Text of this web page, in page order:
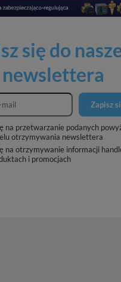
się do
newslettera
Zapisz
na przetwarzanie podanych
otrzymywania newslettera
na otrzymywanie informacji
i promocjach